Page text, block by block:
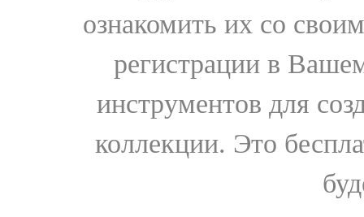
ознакомить их со
регистрации в
инструментов для
коллекции. Это